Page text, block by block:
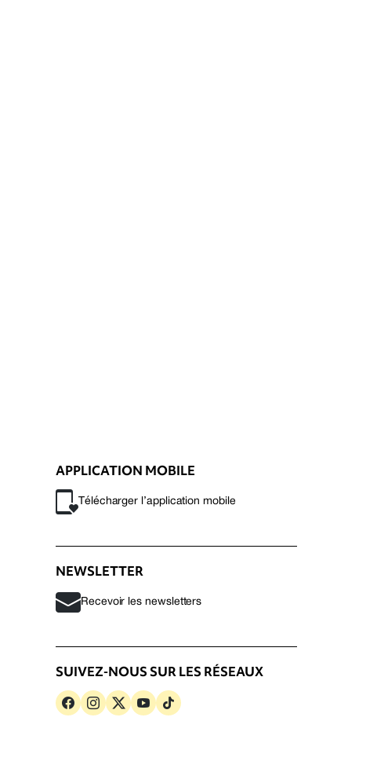
APPLICATION MOBILE
Télécharger l’application mobile
NEWSLETTER
Recevoir les newsletters
SUIVEZ-NOUS SUR LES RÉSEAUX